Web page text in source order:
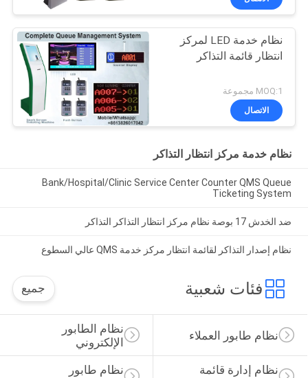
نظام خدمة LED لمركز
انتظار قائمة التذاكر
MOQ:1 مجموعة
الاتصال
نظام خدمة مركز انتظار التذاكر
Bank/Hospital/Clinic Service Center Counter QMS Queue
Ticketing System
ضد الخدش 17 بوصة نظام مركز انتظار التذاكر التذاكر
نظام إصدار التذاكر لقائمة انتظار مركز خدمة QMS عالي السطوع
فئات شعبية جميع
نظام الطابور
الإلكتروني
نظام طابور العملاء
نظام طابور
نظام إدارة قائمة